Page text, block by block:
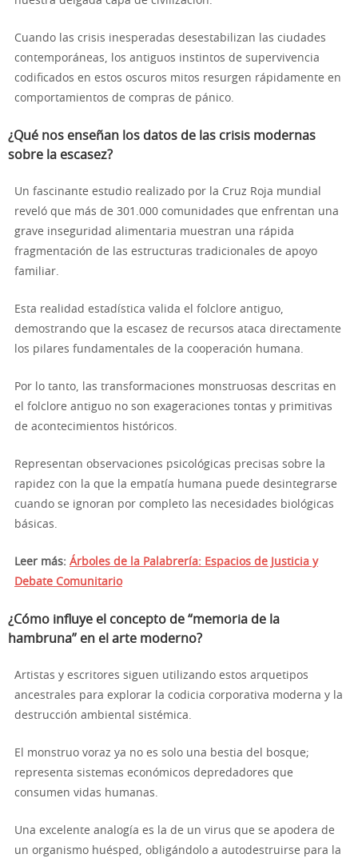
Cuando las crisis inesperadas desestabilizan las ciudades
contemporáneas, los antiguos instintos de supervivencia
codificados en estos oscuros mitos resurgen rápidamente en
comportamientos de compras de pánico.
¿Qué nos enseñan los datos de las crisis modernas
sobre la escasez?
Un fascinante estudio realizado por la Cruz Roja mundial
reveló que más de 301.000 comunidades que enfrentan una
grave inseguridad alimentaria muestran una rápida
fragmentación de las estructuras tradicionales de apoyo
familiar.
Esta realidad estadística valida el folclore antiguo,
demostrando que la escasez de recursos ataca directamente
los pilares fundamentales de la cooperación humana.
Por lo tanto, las transformaciones monstruosas descritas en
el folclore antiguo no son exageraciones tontas y primitivas
de acontecimientos históricos.
Representan observaciones psicológicas precisas sobre la
rapidez con la que la empatía humana puede desintegrarse
cuando se ignoran por completo las necesidades biológicas
básicas.
Leer más: Árboles de la Palabrería: Espacios de Justicia y
Debate Comunitario
¿Cómo influye el concepto de “memoria de la
hambruna” en el arte moderno?
Artistas y escritores siguen utilizando estos arquetipos
ancestrales para explorar la codicia corporativa moderna y la
destrucción ambiental sistémica.
El monstruo voraz ya no es solo una bestia del bosque;
representa sistemas económicos depredadores que
consumen vidas humanas.
Una excelente analogía es la de un virus que se apodera de
un organismo huésped, obligándolo a autodestruirse para la